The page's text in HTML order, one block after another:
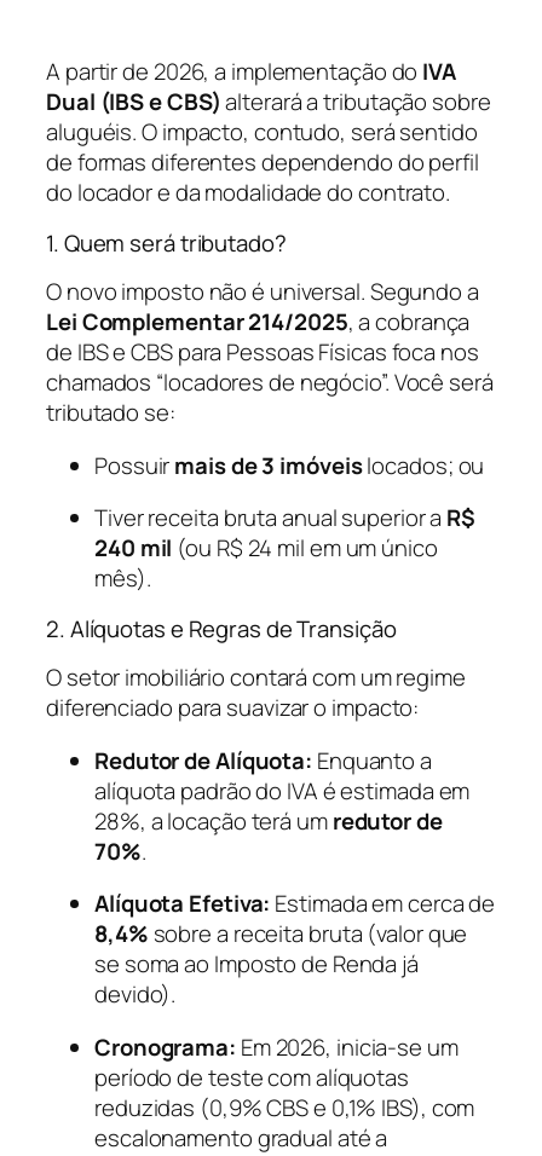
A partir de 2026, a implementação do IVA
Dual (IBS e CBS)alterará a tributação sobre
aluguéis. O impacto, contudo, será sentido
de formas diferentes dependendo do perfil
do locador e da modalidade do contrato.
1. Quem será tributado?
O novo imposto não é universal. Segundo a
Lei Complementar 214/2025, a cobrança
de IBS e CBS para Pessoas Físicas foca nos
chamados “locadores de negócio”. Você será
tributado se:
Possuirmais de 3 imóveislocados; ou
Tiver receita bruta anual superior a R$
240 mil (ou R$ 24 mil em um único
mês).
2. Alíquotas e Regras de Transição
O setor imobiliário contará com um regime
diferenciado para suavizar o impacto:
Redutor de Alíquota: Enquanto a
alíquota padrão do IVA é estimada em
28%, a locação terá umredutor de
70%.
Alíquota Efetiva: Estimada em cerca de
8,4% sobre a receita bruta (valor que
se soma ao Imposto de Renda já
devido).
Cronograma: Em 2026, inicia-se um
período de teste com alíquotas
reduzidas (0,9% CBS e 0,1% IBS), com
escalonamento gradual até a